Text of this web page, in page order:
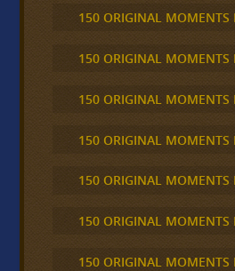
150 ORIGINAL MOMENTS
150 ORIGINAL MOMENTS
150 ORIGINAL MOMENTS
150 ORIGINAL MOMENTS
150 ORIGINAL MOMENTS
150 ORIGINAL MOMENTS
150 ORIGINAL MOMENTS